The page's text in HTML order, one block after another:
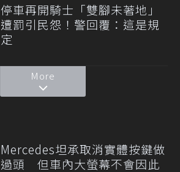
停車再開騎士「雙腳未著地」
遭罰引民怨！警回覆：這是規
定
More
Mercedes坦承取消實體按鍵做
過頭 但車內大螢幕不會因此